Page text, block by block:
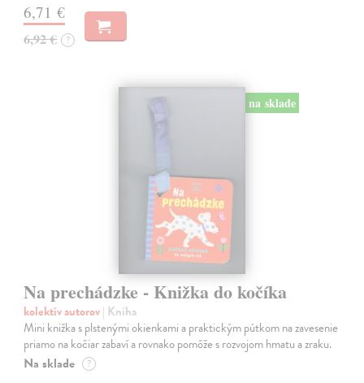
6,71 €
6,92 € ?
na sklade
Na prechádzke - Knižka do kočíka
kolektív autorov| Kniha
Mini knižka s plstenými okienkami a praktickým pútkom na zavesenie
priamo na kočiar zabaví a rovnako pomôže s rozvojom hmatu a zraku.
Na sklade ?